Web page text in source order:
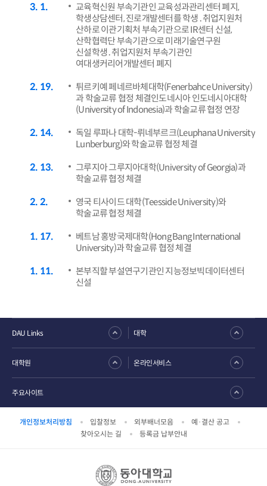
3 1
교육혁신원 부속기관인 교육성과관리센터 폐지,
학생상담센터, 진로개발센터를 학생․취업지원처
산하로 이관기획처 부속기관으로 IR센터 신설,
산학협력단 부속기관으로 미래기술연구원
신설학생․취업지원처 부속기관인
여대생커리어개발센터 폐지
2 19
튀르키예 페네르바체대학(Fenerbahce University)
과 학술교류 협정 체결인도네시아 인도네시아대학
(University of Indonesia)과 학술교류 협정 연장
2 14
독일 루파나 대학-뤼네부르크(Leuphana University
Lunberburg)와 학술교류 협정 체결
2 13
그루지아 그루지아대학(University of Georgia)과
학술교류 협정 체결
2 2
영국 티사이드 대학(Teesside University)와
학술교류 협정 체결
1 17
베트남 홍방국제대학(Hong Bang International
University)과 학술교류 협정 체결
1 11
본부직할 부설연구기관인 지능정보빅데이터센터
신설
개인정보처리방침 입찰정보 외부배너모음
예·결산 공고
찾아오시는 길
등록금 납부안내
DAU Links 대학
대학원 온라인서비스
주요사이트